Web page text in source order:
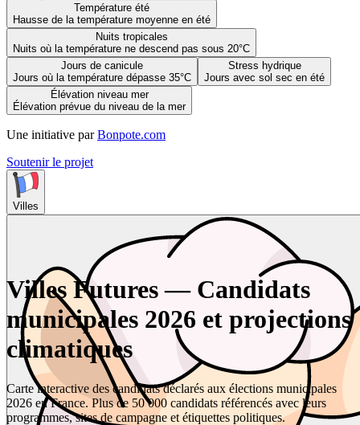
Température été
Hausse de la température moyenne en été
Nuits tropicales
Nuits où la température ne descend pas sous 20°C
Jours de canicule
Jours où la température dépasse 35°C
Stress hydrique
Jours avec sol sec en été
Élévation niveau mer
Élévation prévue du niveau de la mer
Une initiative par Bonpote.com
Soutenir le projet
Villes
Villes Futures — Candidats
municipales 2026 et projections
climatiques
Carte interactive des candidats déclarés aux élections municipales
2026 en France. Plus de 50 000 candidats référencés avec leurs
programmes, sites de campagne et étiquettes politiques.